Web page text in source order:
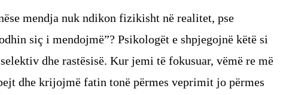
mendja nuk ndikon fizikisht në realitet, pse
siç i mendojmë”? Psikologët e shpjegojnë këtë si
dhe rastësisë. Kur jemi të fokusuar, vëmë re më
dhe krijojmë fatin tonë përmes veprimit jo përmes